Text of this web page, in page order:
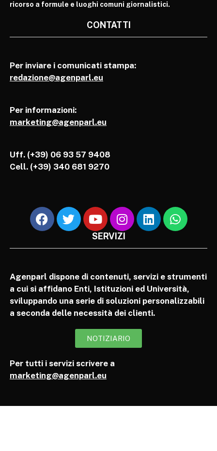
ricorso a formule e luoghi comuni giornalistici.
CONTATTI
Per inviare i comunicati stampa:
redazione@agenparl.eu
Per informazioni:
marketing@agenparl.eu
Uff. (+39) 06 93 57 9408
Cell. (+39) 340 681 9270
SERVIZI
Agenparl dispone di contenuti, servizi e strumenti
a cui si affidano Enti, Istituzioni ed Università,
sviluppando una serie di soluzioni personalizzabili
a seconda delle necessità dei clienti.
NOTIZIARIO
Per tutti i servizi scrivere a
marketing@agenparl.eu